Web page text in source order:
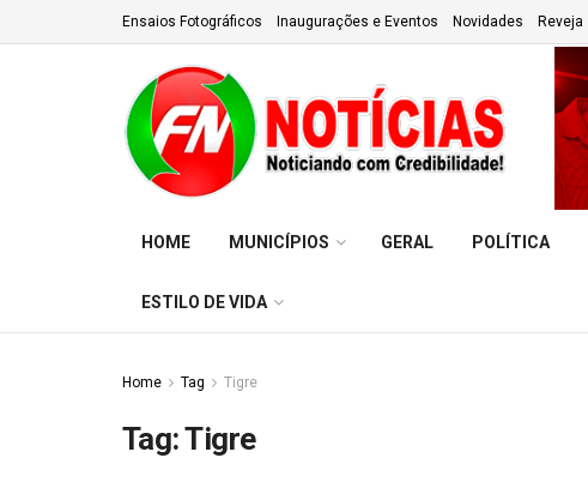
Ensaios Fotográficos Inaugurações e Eventos Novidades Reveja
HOME MUNICÍPIOS GERAL POLÍTICA
ESTILO DE VIDA
Home Tag Tigre
Tag:Tigre